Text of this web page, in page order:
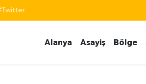
Twitter
Alanya Asayiş Bölge